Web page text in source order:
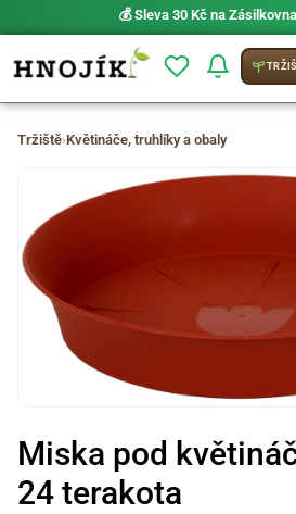
💰 Sleva 30 Kč na
Tržiště›Květináče, truhlíky a obaly
Miska pod
24 terakota